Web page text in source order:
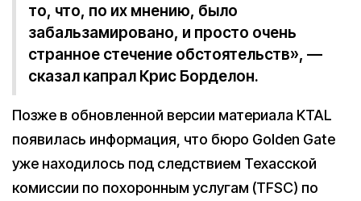
то, что, по их мнению, было
забальзамировано, и просто очень
странное стечение обстоятельств», —
сказал капрал Крис Борделон.
Позже в обновленной версии материала KTAL
появилась информация, что бюро Golden Gate
уже находилось под следствием Техасской
комиссии по похоронным услугам (TFSC) по